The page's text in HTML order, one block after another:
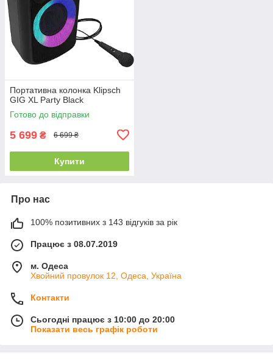
Портативна колонка Klipsch
GIG XL Party Black
Готово до відправки
5 699 ₴ 6 699 ₴
Купити
Про нас
100% позитивних з 143 відгуків за рік
Працює з 08.07.2019
м. Одеса
Хвойний провулок 12, Одеса, Україна
Контакти
Сьогодні працює з 10:00 до 20:00
Показати весь графік роботи